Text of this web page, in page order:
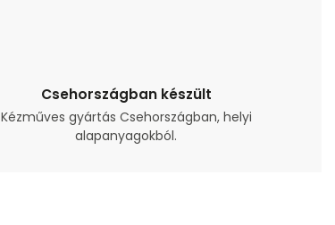
Csehországban készült
Kézműves gyártás Csehországban, helyi
alapanyagokból.